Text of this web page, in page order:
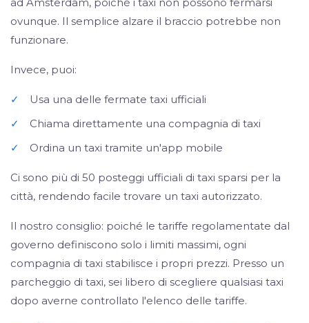
ovunque. Il semplice alzare il braccio potrebbe non
funzionare.
Invece, puoi:
✓
Usa una delle fermate taxi ufficiali
✓
Chiama direttamente una compagnia di taxi
✓
Ordina un taxi tramite un'app mobile
Ci sono più di 50 posteggi ufficiali di taxi sparsi per la
città, rendendo facile trovare un taxi autorizzato.
Il nostro consiglio: poiché le tariffe regolamentate dal
governo definiscono solo i limiti massimi, ogni
compagnia di taxi stabilisce i propri prezzi. Presso un
parcheggio di taxi, sei libero di scegliere qualsiasi taxi
dopo averne controllato l'elenco delle tariffe.